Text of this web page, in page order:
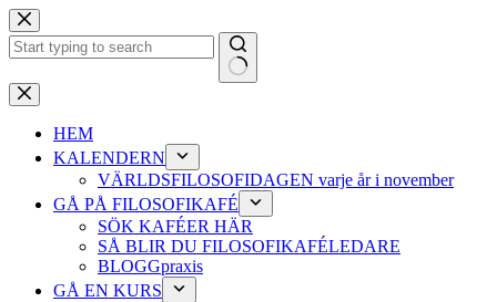
Hoppa
till
innehåll
Inga
resultat
HEM
KALENDERN
VÄRLDSFILOSOFIDAGEN varje år i november
GÅ PÅ FILOSOFIKAFÉ
SÖK KAFÉER HÄR
SÅ BLIR DU FILOSOFIKAFÉLEDARE
BLOGGpraxis
GÅ EN KURS